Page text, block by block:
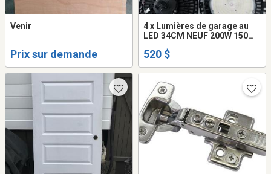
Venir
Prix sur demande
4 x Lumières de garage au
LED 34CM NEUF 200W 150W
18000LM 5000k qualité
commercial DEL NEUF
520 $